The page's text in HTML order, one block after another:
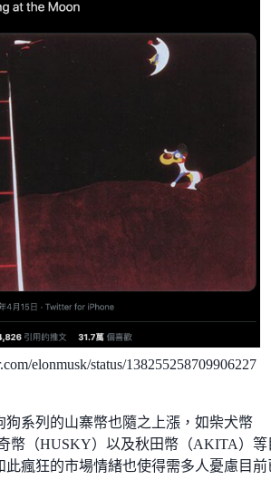
elonmusk/status/138255258709906227
狗系列的山寨幣也隨之上漲，如柴犬幣
幣（HUSKY）以及秋田幣（AKITA）等
此瘋狂的市場情緒也使得需多人憂慮目前